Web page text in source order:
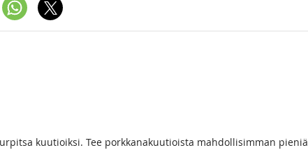
kuutioiksi. Tee porkkanakuutioista mahdollisimman pieniä